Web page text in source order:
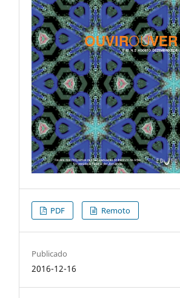
PDF Remoto
Publicado
2016-12-16